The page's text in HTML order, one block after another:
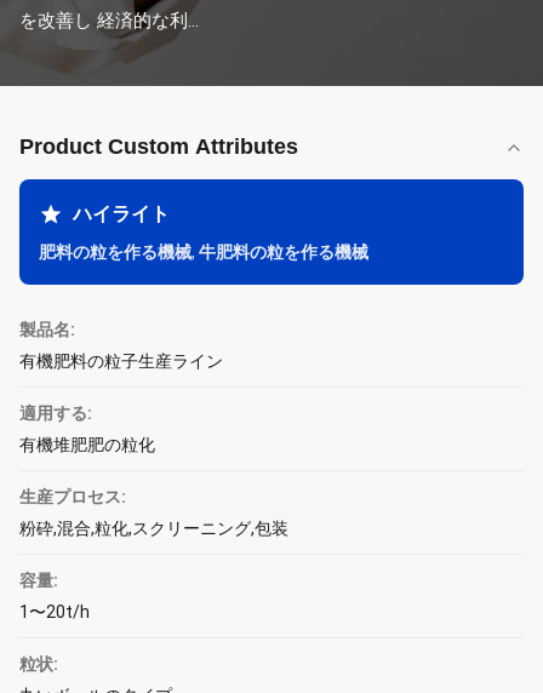
を改善し 経済的な利...
Product Custom Attributes
ハイライト
肥料の粒を作る機械, 牛肥料の粒を作る機械
製品名:
有機肥料の粒子生産ライン
適用する:
有機堆肥肥の粒化
生産プロセス:
粉砕,混合,粒化,スクリーニング,包装
容量:
1〜20t/h
粒状: